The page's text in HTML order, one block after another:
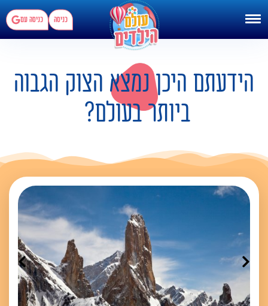
כניסה כניסה עם
הידעתם היכן נמצא הצוק הגבוה
ביותר בעולם?